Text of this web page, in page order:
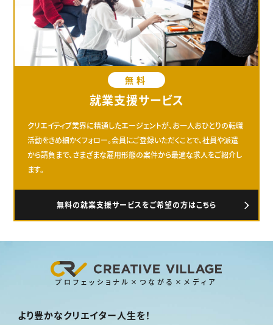
無料
就業支援サービス
クリエイティブ業界に精通したエージェントが、お一人おひとりの転職
活動をきめ細かくフォロー。会員にご登録いただくことで、社員や派遣
から請負まで、さまざまな雇用形態の案件から最適な求人をご紹介し
ます。
無料の就業支援サービスをご希望の方はこちら
プロフェッショナル×つながる×メディア
より豊かなクリエイター人生を！